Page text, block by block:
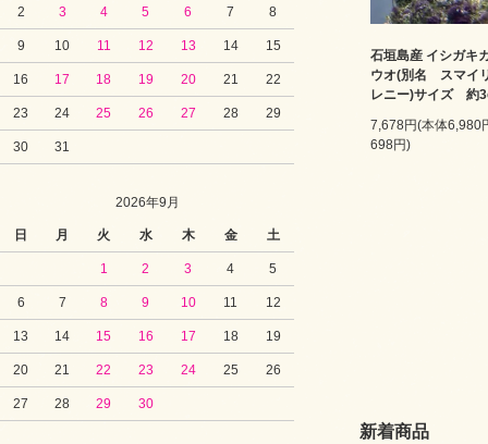
2 3 4 5 6 7 8
9 10 11 12 13 14 15
16 17 18 19 20 21 22
23 24 25 26 27 28 29
30 31
2026年9月
日 月 火 水 木 金 土
1 2 3 4 5
6 7 8 9 10 11 12
13 14 15 16 17 18 19
20 21 22 23 24 25 26
27 28 29 30
石垣島産 イシガキ
ウオ(別名 スマイ
レニー)サイズ 約
7,678円(本体6,980
698円)
新着商品